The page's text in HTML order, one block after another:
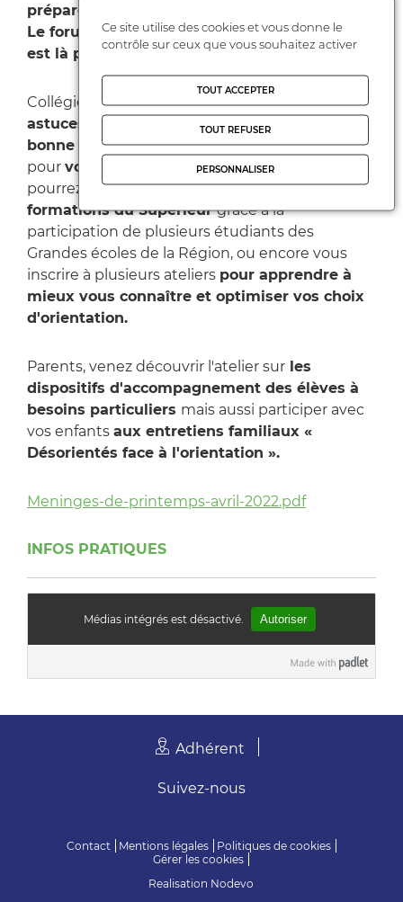
préparer l'été, de réfléchir sur soi-même…
Le forum en ligne "Méninges de Printemps"
est là pour vous accompagner !
Collégiens et lycéens vous y trouverezdes
astuces pour faire un bon CV ou rédiger une
bonne lettre de motivation, vous serez épaulés
pour vos recherches de job d'été…
pourrez égalementdécouvrir quelques
formations du Supérieurgrâce à la
participation de plusieurs étudiants des
Grandes écoles de la Région, ou encore vous
inscrire à plusieurs ateliers pour apprendre à
mieux vous connaître et optimiser vos choix
d'orientation.
Parents, venez découvrir l'atelier sur les
dispositifs d'accompagnement des élèves à
besoins particuliers mais aussi participer avec
vos enfants aux entretiens familiaux «
Désorientés face à l'orientation ».
Meninges-de-printemps-avril-2022.pdf
INFOS PRATIQUES
Médias intégrés est désactivé. Autoriser
Adhérent
Contact Mentions légales
Politiques de cookies
Gérer les cookies
Realisation Nodevo
Suivez-nous
Ce site utilise des cookies et vous donne le
contrôle sur ceux que vous souhaitez activer
TOUT ACCEPTER
TOUT REFUSER
PERSONNALISER